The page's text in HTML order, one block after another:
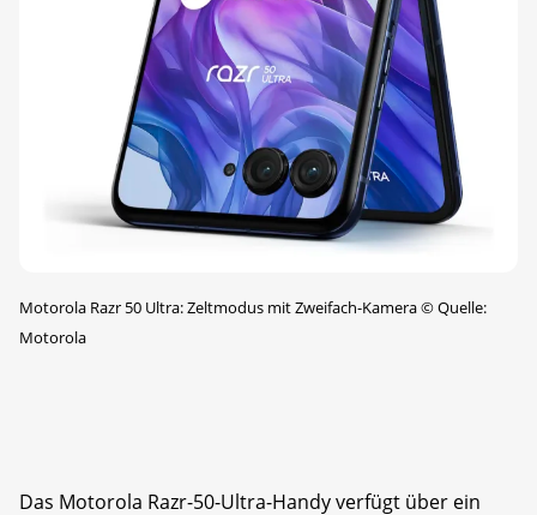
Motorola Razr 50 Ultra: Zeltmodus mit Zweifach-Kamera©Quelle:
Motorola
Das Motorola Razr-50-Ultra-Handy verfügt über ein